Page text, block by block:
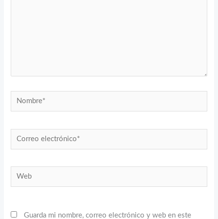
Nombre*
Correo
electrónico*
Web
Guarda mi nombre, correo electrónico y web en este